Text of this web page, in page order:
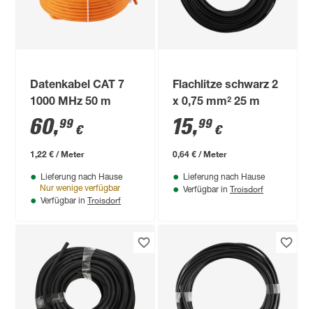
Datenkabel CAT 7
1000 MHz 50 m
60,99 €
1,22 € / Meter
Lieferung nach Hause
Nur wenige verfügbar
Verfügbar in Troisdorf
Flachlitze schwarz 2
x 0,75 mm² 25 m
15,99 €
0,64 € / Meter
Lieferung nach Hause
Verfügbar in Troisdorf